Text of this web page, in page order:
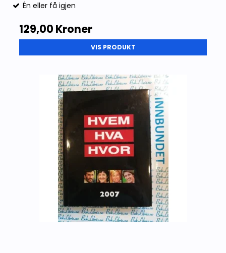
Én eller få igjen
129,00 Kroner
VIS PRODUKT